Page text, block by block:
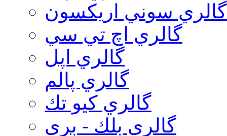
گالري سوني اريكسون
گالري اچ تي سي
گالري اپل
گالري پالم
گالري كيو تك
گالري بلك - بري